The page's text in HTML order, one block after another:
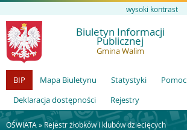
wysoki kontrast
Biuletyn Informacji
Publicznej
Gmina Walim
BIP Mapa Biuletynu Statystyki
Pomoc
Deklaracja dostępności
Rejestry
OŚWIATA » Rejestr żłobków i klubów dziecięcych